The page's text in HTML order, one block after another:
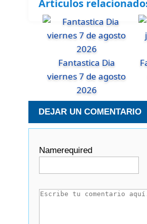
Articulos
Fantastica Dia
viernes 7 de agosto
2026
DEJAR UN COMENTARIO
Namerequired